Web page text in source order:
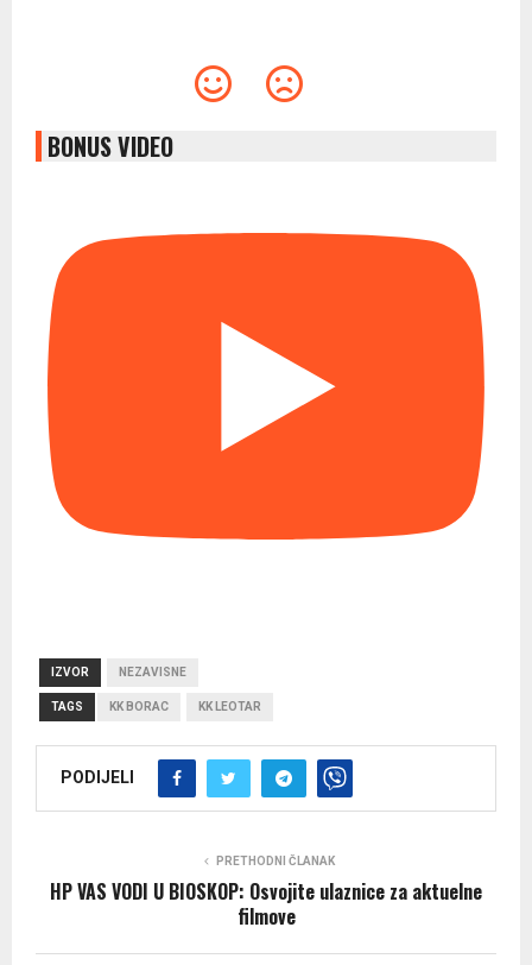
BONUS VIDEO
IZVOR NEZAVISNE
TAGS KK BORAC KK LEOTAR
PODIJELI
PRETHODNI ČLANAK
HP VAS VODI U BIOSKOP: Osvojite ulaznice za aktuelne
filmove